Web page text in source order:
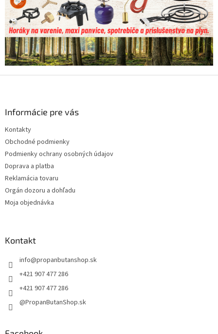
Informácie pre vás
Kontakty
Obchodné podmienky
Podmienky ochrany osobných údajov
Doprava a platba
Reklamácia tovaru
Orgán dozoru a dohľadu
Moja objednávka
Kontakt
info@propanbutanshop.sk
+421 907 477 286
+421 907 477 286
@PropanButanShop.sk